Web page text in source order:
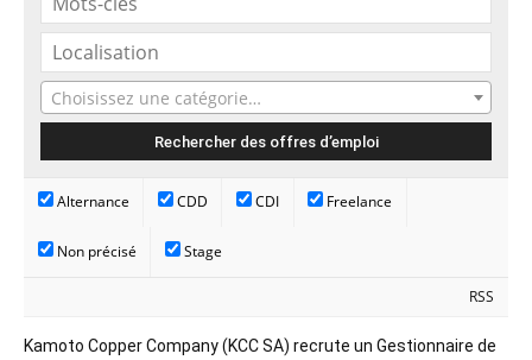
Choisissez une catégorie…
Alternance CDD CDI Freelance
Non précisé Stage
RSS
Kamoto Copper Company (KCC SA) recrute un Gestionnaire de